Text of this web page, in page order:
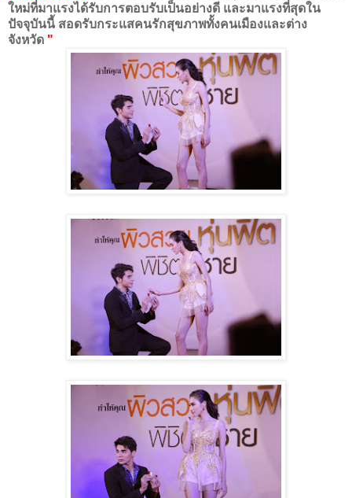
ใหม่ที่มาแรงได้รับการตอบรับเป็นอย่างดี และมาแรงที่สุดใน
ปัจจุบันนี้ สอดรับกระแสคนรักสุขภาพทั้งคนเมืองและต่าง
จังหวัด "